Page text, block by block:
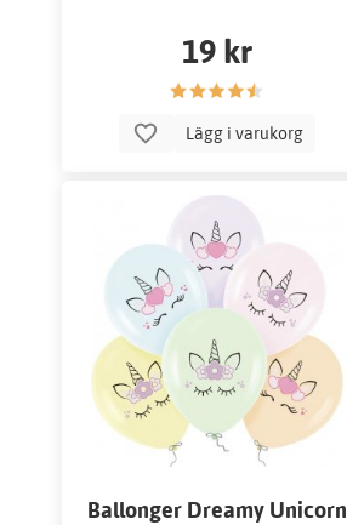
19 kr
Lägg i varukorg
Ballonger Dreamy Unicorn